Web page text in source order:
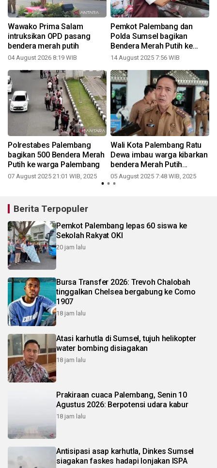
Wawako Prima Salam
intruksikan OPD pasang
bendera merah putih
04 August 2026 8:19 WIB
Pemkot Palembang dan
Polda Sumsel bagikan
Bendera Merah Putih ke
warga
14 August 2025 7:56 WIB
Polrestabes Palembang
bagikan 500 Bendera Merah
Putih ke warga Palembang
07 August 2025 21:01 WIB, 2025
Wali Kota Palembang Ratu
Dewa imbau warga kibarkan
bendera Merah Putih
rayakan HUT RI
05 August 2025 7:48 WIB, 2025
Berita Terpopuler
Pemkot Palembang lepas 60 siswa ke
Sekolah Rakyat OKI
20 jam lalu
Bursa Transfer 2026: Trevoh Chalobah
tinggalkan Chelsea bergabung ke Como
1907
18 jam lalu
Atasi karhutla di Sumsel, tujuh helikopter
water bombing disiagakan
18 jam lalu
Prakiraan cuaca Palembang, Senin 10
Agustus 2026: Berpotensi udara kabur
18 jam lalu
Antisipasi asap karhutla, Dinkes Sumsel
siagakan faskes hadapi lonjakan ISPA